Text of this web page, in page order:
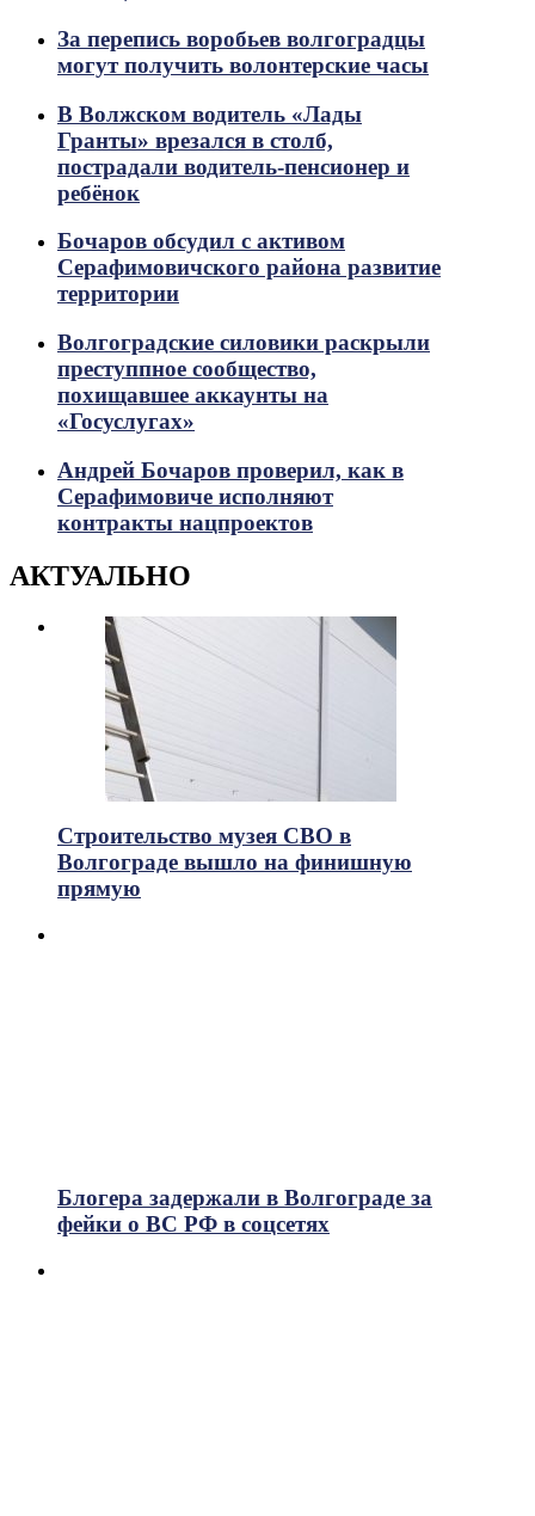
За перепись воробьев волгоградцы
могут получить волонтерские часы
В Волжском водитель «Лады
Гранты» врезался в столб,
пострадали водитель-пенсионер и
ребёнок
Бочаров обсудил с активом
Серафимовичского района развитие
территории
Волгоградские силовики раскрыли
преступпное сообщество,
похищавшее аккаунты на
«Госуслугах»
Андрей Бочаров проверил, как в
Серафимовиче исполняют
контракты нацпроектов
АКТУАЛЬНО
Строительство музея СВО в
Волгограде вышло на финишную
прямую
Блогера задержали в Волгограде за
фейки о ВС РФ в соцсетях